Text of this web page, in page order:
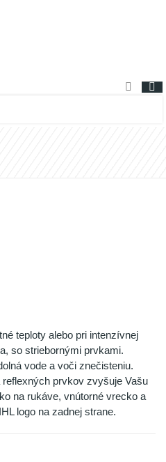
teploty alebo pri intenzívnej
so striebornými prvkami.
vode a voči znečisteniu.
prvkov zvyšuje Vašu
na rukáve, vnútorné vrecko a
logo na zadnej strane.